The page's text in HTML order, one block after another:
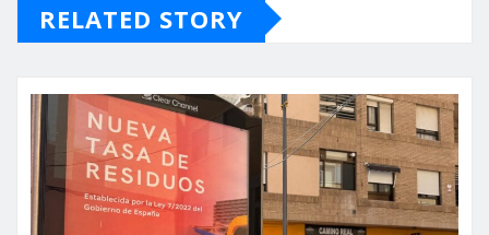
RELATED STORY